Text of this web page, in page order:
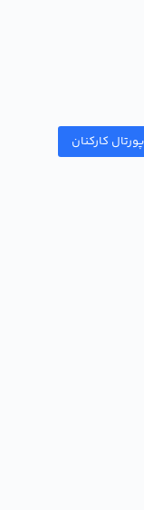
پورتال کارکنان